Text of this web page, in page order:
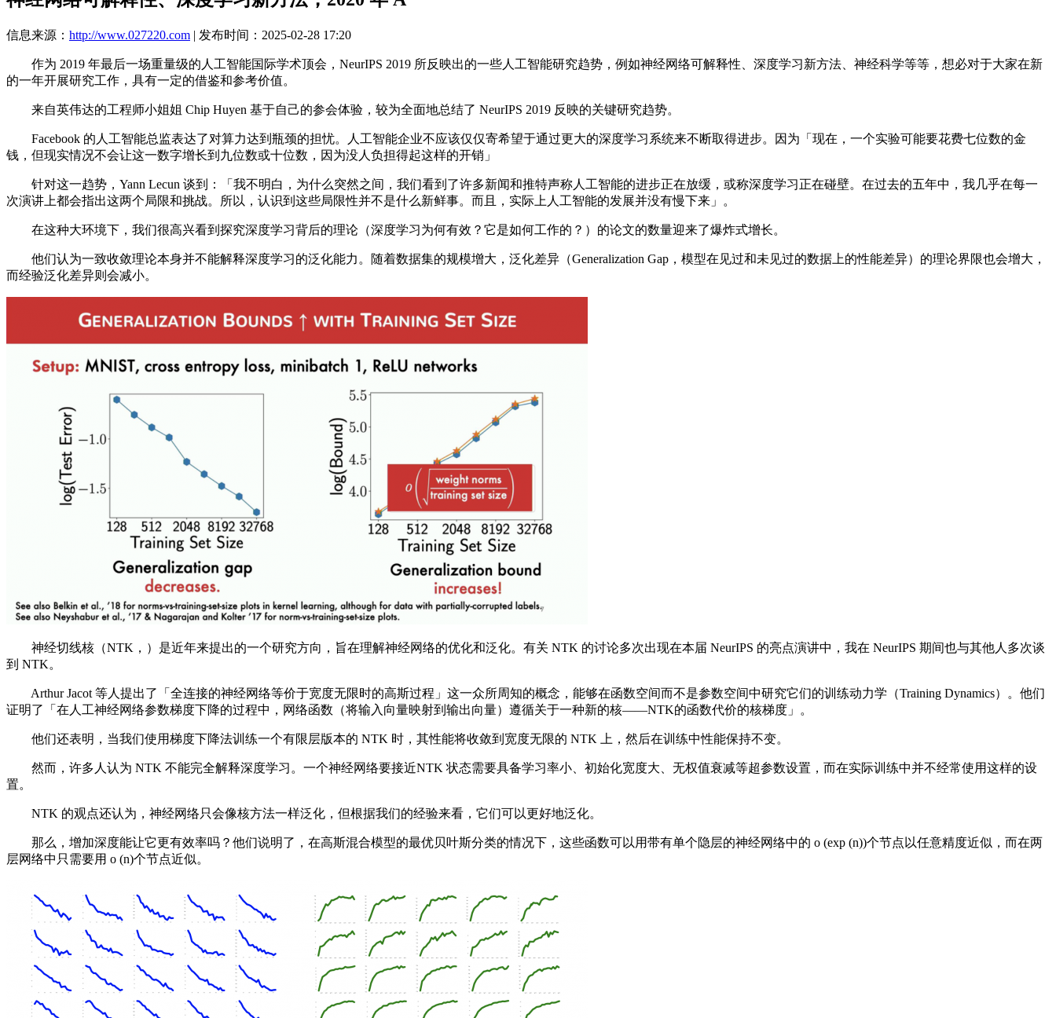
信息来源： http://www.027220.com | 发布时间：2025-02-28 17:20
作为 2019 年最后一场重量级的人工智能国际学术顶会，NeurIPS 2019 所反映出的一些人工智能研究趋势，例如神经网络可解释性、深度学习新方法、神经科学等等，想必对于大家在新
的一年开展研究工作，具有一定的借鉴和参考价值。
来自英伟达的工程师小姐姐 Chip Huyen 基于自己的参会体验，较为全面地总结了 NeurIPS 2019 反映的关键研究趋势。
Facebook 的人工智能总监表达了对算力达到瓶颈的担忧。人工智能企业不应该仅仅寄希望于通过更大的深度学习系统来不断取得进步。因为「现在，一个实验可能要花费七位数的金
钱，但现实情况不会让这一数字增长到九位数或十位数，因为没人负担得起这样的开销」
针对这一趋势，Yann Lecun 谈到：「我不明白，为什么突然之间，我们看到了许多新闻和推特声称人工智能的进步正在放缓，或称深度学习正在碰壁。在过去的五年中，我几乎在每一
次演讲上都会指出这两个局限和挑战。所以，认识到这些局限性并不是什么新鲜事。而且，实际上人工智能的发展并没有慢下来」。
在这种大环境下，我们很高兴看到探究深度学习背后的理论（深度学习为何有效？它是如何工作的？）的论文的数量迎来了爆炸式增长。
他们认为一致收敛理论本身并不能解释深度学习的泛化能力。随着数据集的规模增大，泛化差异（Generalization Gap，模型在见过和未见过的数据上的性能差异）的理论界限也会增大，
而经验泛化差异则会减小。
神经切线核（NTK，）是近年来提出的一个研究方向，旨在理解神经网络的优化和泛化。有关 NTK 的讨论多次出现在本届 NeurIPS 的亮点演讲中，我在 NeurIPS 期间也与其他人多次谈
到 NTK。
Arthur Jacot 等人提出了「全连接的神经网络等价于宽度无限时的高斯过程」这一众所周知的概念，能够在函数空间而不是参数空间中研究它们的训练动力学（Training Dynamics）。他们
证明了「在人工神经网络参数梯度下降的过程中，网络函数（将输入向量映射到输出向量）遵循关于一种新的核——NTK的函数代价的核梯度」。
他们还表明，当我们使用梯度下降法训练一个有限层版本的 NTK 时，其性能将收敛到宽度无限的 NTK 上，然后在训练中性能保持不变。
然而，许多人认为 NTK 不能完全解释深度学习。一个神经网络要接近NTK 状态需要具备学习率小、初始化宽度大、无权值衰减等超参数设置，而在实际训练中并不经常使用这样的设
置。
NTK 的观点还认为，神经网络只会像核方法一样泛化，但根据我们的经验来看，它们可以更好地泛化。
那么，增加深度能让它更有效率吗？他们说明了，在高斯混合模型的最优贝叶斯分类的情况下，这些函数可以用带有单个隐层的神经网络中的 o (exp (n))个节点以任意精度近似，而在两
层网络中只需要用 o (n)个节点近似。